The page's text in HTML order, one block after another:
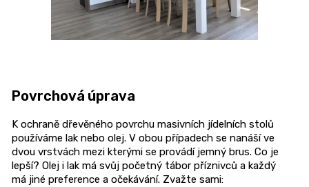
Povrchová úprava
K ochraně dřevěného povrchu masivních jídelních stolů
používáme lak nebo olej. V obou případech se nanáší ve
dvou vrstvách mezi kterými se provádí jemný brus. Co je
lepší? Olej i lak má svůj početný tábor příznivců a každý
má jiné preference a očekávání. Zvažte sami: